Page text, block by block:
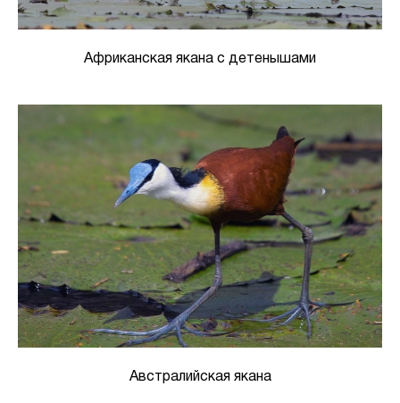
Африканская якана с детенышами
Австралийская якана